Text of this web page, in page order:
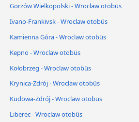
Gorzów Wielkopolski - Wroclaw otobüs
Ivano-Frankivsk - Wroclaw otobüs
Kamienna Góra - Wroclaw otobüs
Kepno - Wroclaw otobüs
Kołobrzeg - Wroclaw otobüs
Krynica-Zdrój - Wroclaw otobüs
Kudowa-Zdrój - Wroclaw otobüs
Liberec - Wroclaw otobüs